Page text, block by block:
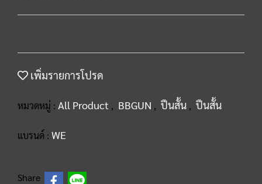
เพิ่มรายการโปรด
หมวดหมู่ : All Product , BBGUN , ปืนสั้น , ปืนสั้น
แบรนด์ : WE
Share